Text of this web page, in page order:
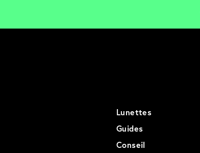
Lunettes
Guides
Conseil